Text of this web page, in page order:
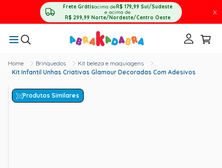
Frete Grátisacima deR$ 179,99 Sul/Sudeste
e acima de
R$ 299,99 Norte/Nordeste/Centro Oeste
X
Brinquedos
Kit beleza e maquiagens
Kit Infantil Unhas Criativas Glamour Decoradas Com Adesivos
Produtos Similares